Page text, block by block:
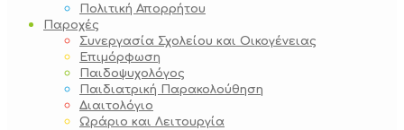
Πολιτική Απορρήτου
Παροχές
Συνεργασία Σχολείου και Οικογένειας
Επιμόρφωση
Παιδοψυχολόγος
Παιδιατρική Παρακολούθηση
Διαιτολόγιο
Ωράριο και Λειτουργία